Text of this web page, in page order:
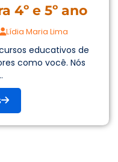
4º e 5º ano
Lídia Maria Lima
educativos de
como você. Nós